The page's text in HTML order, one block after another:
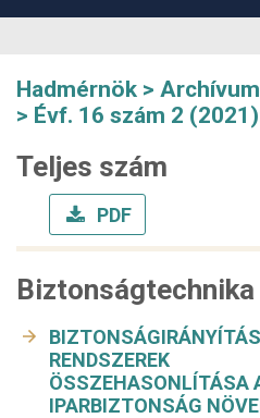
Hadmérnök
Archívum
Évf. 16 szám 2
Teljes szám
PDF
Biztonságtechnika
RENDSZEREK
ÖSSZEHASONLÍTÁSA
IPARBIZTONSÁG